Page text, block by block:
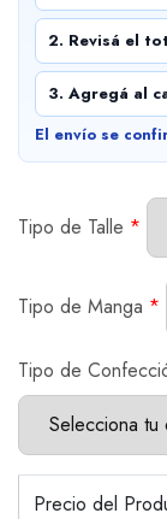
2. Revisá el
3. Agregá al
El envío se
Tipo de Talle *
Tipo de Manga *
Tipo de
Precio del